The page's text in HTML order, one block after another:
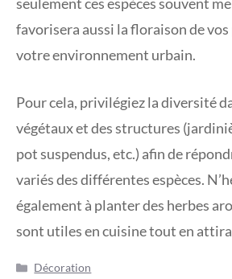
favorisera aussi la floraison de
votre environnement urbain.
Pour cela, privilégiez la diversité
végétaux et des structures
pot suspendus, etc.) afin de
variés des différentes espèces.
également à planter des herbes
sont utiles en cuisine tout en
Catégories
Décoration